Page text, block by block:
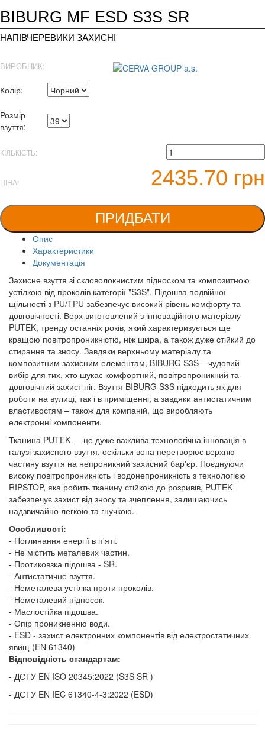
BIBURG MF ESD S3S SR
НАПІВЧЕРЕВИКИ ЗАХИСНІ
ВИРОБНИК:
Колір:
Розмір
взуття:
КІЛЬКІСТЬ:
ЦІНА: 2435.70 грн
ПРИДБАТИ
Опис
Характеристики
Документація
Захисне взуття зі скловолокнистим підноском та композитною
устілкою від проколів категорії "S3S". Підошва подвійної
щільності з PU/TPU забезпечує високий рівень комфорту та
довговічності. Верх виготовлений з інноваційного матеріалу
PUTEK, тренду останніх років, який характеризується ще
кращою повітропроникністю, ніж шкіра, а також дуже стійкий до
стирання та зносу. Завдяки верхньому матеріалу та
композитним захисним елементам, BIBURG S3S – чудовий
вибір для тих, хто шукає комфортний, повітропроникний та
довговічний захист ніг. Взуття BIBURG S3S підходить як для
роботи на вулиці, так і в приміщенні, а завдяки антистатичним
властивостям – також для компаній, що виробляють
електронні компоненти.
Тканина PUTEK — це дуже важлива технологічна інновація в
галузі захисного взуття, оскільки вона перетворює верхню
частину взуття на непроникний захисний бар'єр. Поєднуючи
високу повітропроникність і водонепроникність з технологією
RIPSTOP, яка робить тканину стійкою до розривів, PUTEK
забезпечує захист від зносу та зчеплення, залишаючись
надзвичайно легкою та гнучкою.
Особливості:
- Поглинання енергії в п'яті.
- Не містить металевих частин.
- Протиковзка підошва - SR.
- Антистатичне взуття.
- Неметалева устілка проти проколів.
- Неметалевий підносок.
- Маслостійка підошва.
- Опір проникненню води.
- ESD - захист електронних компонентів від електростатичних
явищ (EN 61340)
Відповідність стандартам:
- ДСТУ EN ISO 20345:2022 (S3S SR )
- ДСТУ EN IEC 61340-4-3:2022 (ESD)